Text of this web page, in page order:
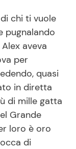
chi ti vuole
pugnalando
aveva
per
quasi
in diretta
di mille gatta
Grande
loro è oro
di